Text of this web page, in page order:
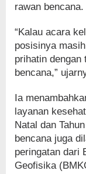
rawan bencana.
“Kalau acara
posisinya
prihatin dengan
bencana,”
Ia
layanan
Natal dan
bencana juga
peringatan dari
Geofisika